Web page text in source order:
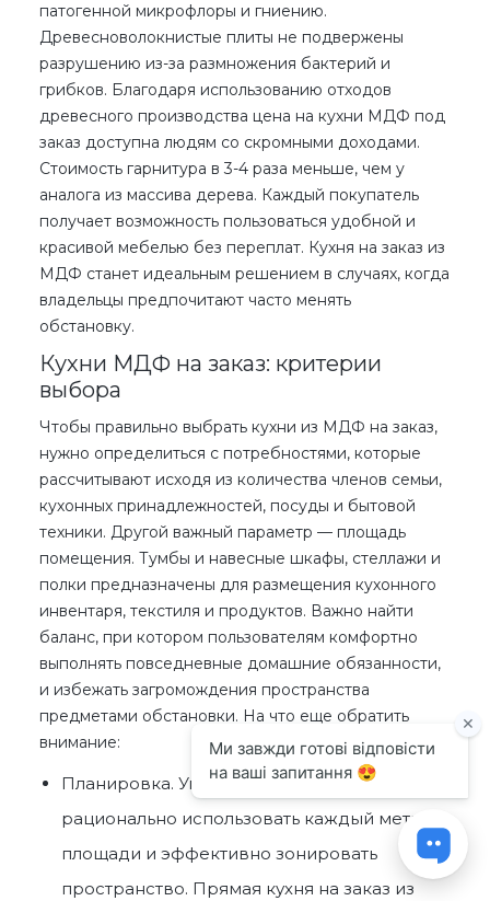
патогенной микрофлоры и гниению.
Древесноволокнистые плиты не подвержены
разрушению из-за размножения бактерий и
грибков. Благодаря использованию отходов
древесного производства цена на кухни МДФ под
заказ доступна людям со скромными доходами.
Стоимость гарнитура в 3-4 раза меньше, чем у
аналога из массива дерева. Каждый покупатель
получает возможность пользоваться удобной и
красивой мебелью без переплат. Кухня на заказ из
МДФ станет идеальным решением в случаях, когда
владельцы предпочитают часто менять
обстановку.
Кухни МДФ на заказ: критерии
выбора
Чтобы правильно выбрать кухни из МДФ на заказ,
нужно определиться с потребностями, которые
рассчитывают исходя из количества членов семьи,
кухонных принадлежностей, посуды и бытовой
техники. Другой важный параметр — площадь
помещения. Тумбы и навесные шкафы, стеллажи и
полки предназначены для размещения кухонного
инвентаря, текстиля и продуктов. Важно найти
баланс, при котором пользователям комфортно
выполнять повседневные домашние обязанности,
и избежать загромождения пространства
предметами обстановки. На что еще обратить
внимание:
Планировка. Угловые модели помогают
рационально использовать каждый метр
площади и эффективно зонировать
пространство. Прямая кухня на заказ из